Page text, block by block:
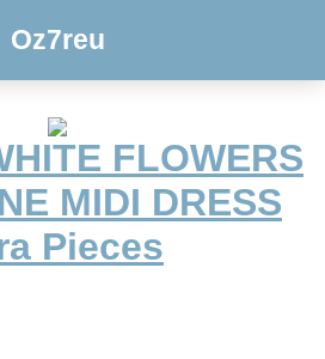
Oz7reu
FLOWERS
MIDI DRESS
Pieces